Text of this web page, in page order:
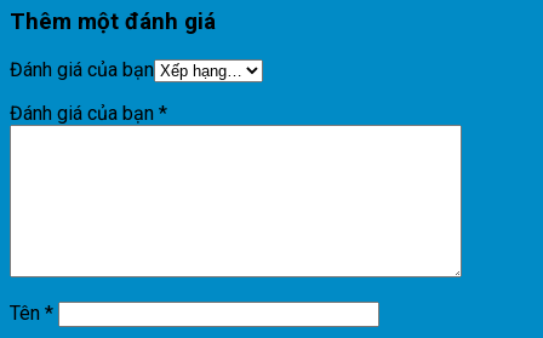
Thêm một đánh giá
Đánh giá của bạn
Đánh giá của bạn *
Tên *